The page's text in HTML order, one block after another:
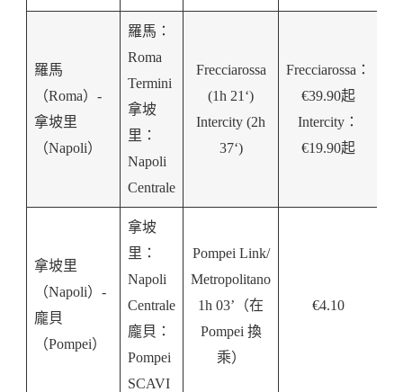
羅馬
（Roma）-
拿坡里
（Napoli）
羅馬：
Roma
Termini
拿坡
里：
Napoli
Centrale
Frecciarossa
(1h 21‘)
Intercity (2h
37‘)
Frecciarossa：
€39.90起
Intercity：
€19.90起
拿坡里
（Napoli）-
龐貝
（Pompei）
拿坡
里：
Napoli
Centrale
龐貝：
Pompei
SCAVI
Pompei Link/
Metropolitano
1h 03’（在
Pompei 換
乘）
€4.10